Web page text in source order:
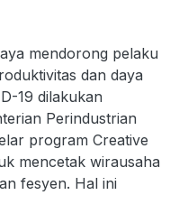
mendorong pelaku
dan daya
19 dilakukan
Perindustrian
program Creative
mencetak wirausaha
fesyen. Hal ini